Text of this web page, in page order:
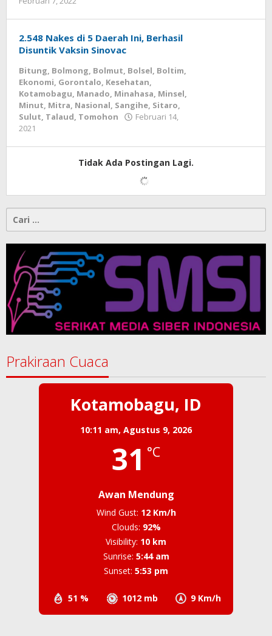
2.548 Nakes di 5 Daerah Ini, Berhasil
Disuntik Vaksin Sinovac
Bitung, Bolmong, Bolmut, Bolsel, Boltim,
Ekonomi, Gorontalo, Kesehatan,
Kotamobagu, Manado, Minahasa, Minsel,
Minut, Mitra, Nasional, Sangihe, Sitaro,
Sulut, Talaud, Tomohon
Februari 14,
2021
Tidak Ada Postingan Lagi.
Cari
untuk:
Prakiraan Cuaca
Kotamobagu, ID
10:11 am, Agustus 9, 2026
31 °C
Awan Mendung
51 % 1012 mb 9 Km/h
Wind Gust: 12 Km/h
Clouds: 92%
Visibility: 10 km
Sunrise: 5:44 am
Sunset: 5:53 pm